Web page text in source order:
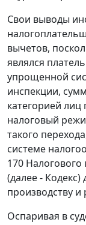
Свои выводы
вычетов,
являлся
упрощенной
инспекции,
категорией
налоговый
такого
системе
170 Налогового
(далее -
производству и
Оспаривая в